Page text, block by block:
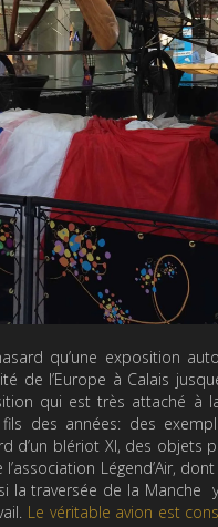
qu’une exposition
de l’Europe à Calais
qui est très attaché
des années: des
d’un blériot XI, des objets
Légend’Air,
la traversée de la Manche
Le véritable avion est